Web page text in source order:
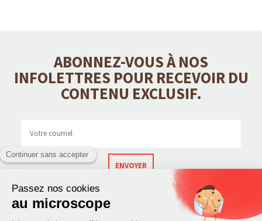
ABONNEZ-VOUS À NOS
INFOLETTRES POUR RECEVOIR DU
CONTENU EXCLUSIF.
ENVOYER